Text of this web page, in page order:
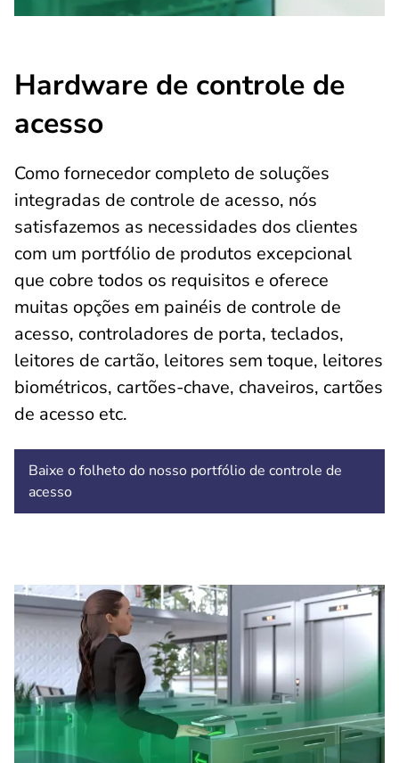
Hardware de controle de
acesso
Como fornecedor completo de soluções
integradas de controle de acesso, nós
satisfazemos as necessidades dos clientes
com um portfólio de produtos excepcional
que cobre todos os requisitos e oferece
muitas opções em painéis de controle de
acesso, controladores de porta, teclados,
leitores de cartão, leitores sem toque, leitores
biométricos, cartões-chave, chaveiros, cartões
de acesso etc.
Baixe o folheto do nosso portfólio de controle de
acesso